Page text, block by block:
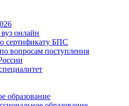
онлайн
сертификату БПС
вопросам поступления
образование